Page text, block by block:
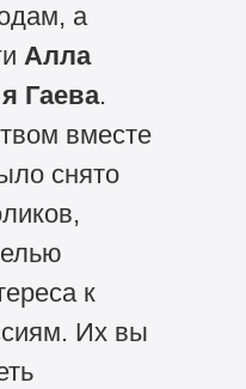
а
Алла
Гаева.
вместе
снято
к
Их вы